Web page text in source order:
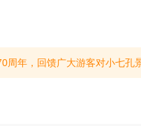
入园须提前线上实名预约，未预约成功不予入园；（三）官方预约渠道：去哪儿等，请游客通过以上渠道预约购票。三、